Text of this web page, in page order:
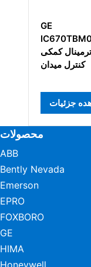
نوار ترمینال
مشاهده
محصولات
ABB
Bently Nevada
Emerson
EPRO
FOXBORO
GE
HIMA